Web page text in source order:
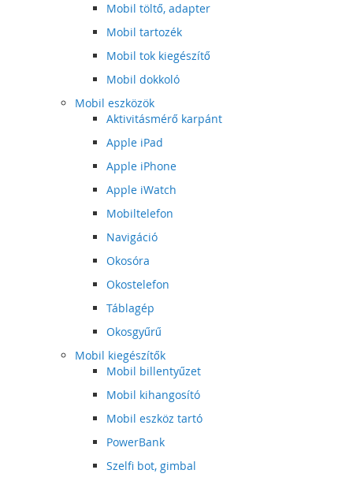
Mobil töltő, adapter
Mobil tartozék
Mobil tok kiegészítő
Mobil dokkoló
Mobil eszközök
Aktivitásmérő karpánt
Apple iPad
Apple iPhone
Apple iWatch
Mobiltelefon
Navigáció
Okosóra
Okostelefon
Táblagép
Okosgyűrű
Mobil kiegészítők
Mobil billentyűzet
Mobil kihangosító
Mobil eszköz tartó
PowerBank
Szelfi bot, gimbal